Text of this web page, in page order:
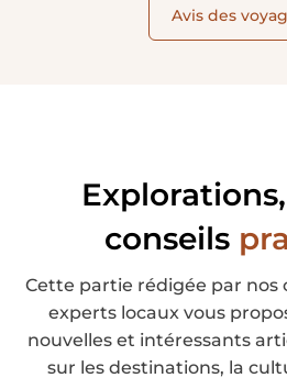
notre famille et à nos
tout de suite sentis
Avis des
conseils
Cette partie rédigée par nos
experts locaux vous
nouvelles et intéressants
sur les destinations, la